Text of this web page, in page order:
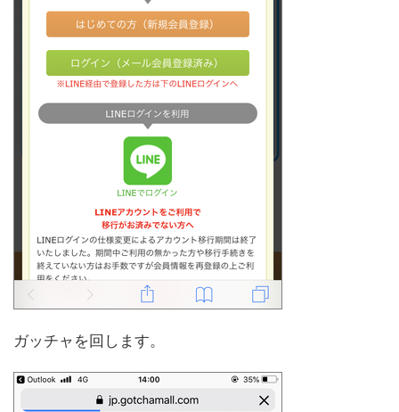
ガッチャを回します。